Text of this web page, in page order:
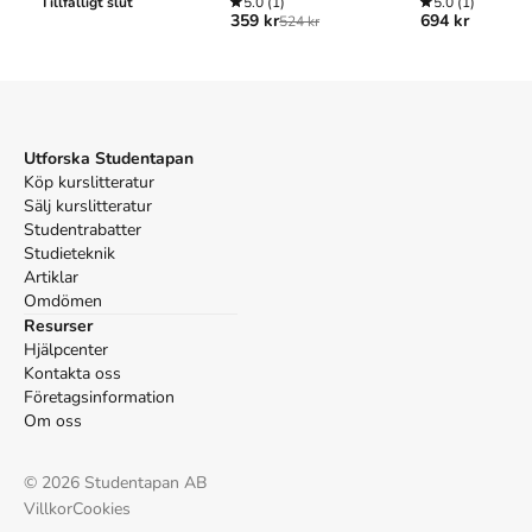
359 kr524 kr 694 kr
Utforska Studentapan
Köp kurslitteratur
Sälj kurslitteratur
Studentrabatter
Studieteknik
Artiklar
Omdömen
Resurser
Hjälpcenter
Kontakta oss
Företagsinformation
Om oss
© 2026 Studentapan AB
VillkorCookies